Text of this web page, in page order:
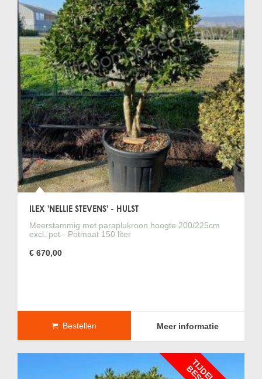
ILEX 'NELLIE STEVENS' - HULST
Meerstammig met paraplukroon hoogte 200/225cm
excl. pot - Potmaat 150 liter
€ 670,00
Bestellen Meer informatie